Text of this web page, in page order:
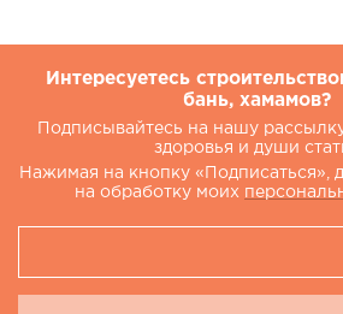
Интересуетесь
бань, хамамов?
Подписывайтесь на нашу
здоровья и души
Нажимая на кнопку «Подписаться»,
на обработку моих